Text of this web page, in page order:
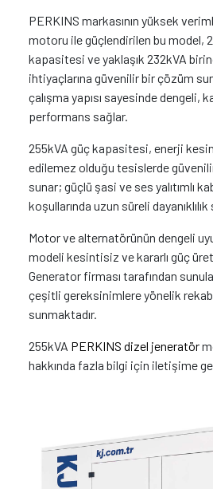
PERKINS markasının yüksek
motoru ile güçlendirilen bu model,
kapasitesi ve yaklaşık 232kVA
ihtiyaçlarına güvenilir bir çözüm
çalışma yapısı sayesinde dengeli,
performans sağlar.
255kVA güç kapasitesi, enerji
edilemez olduğu tesislerde
sunar; güçlü şasi ve ses yalıtımlı
koşullarında uzun süreli dayanıklılık
Motor ve alternatörünün dengeli
modeli kesintisiz ve kararlı güç
Generator firması tarafından
çeşitli gereksinimlere yönelik
sunmaktadır.
255kVA PERKINS dizel jeneratör
hakkında fazla bilgi için iletişime